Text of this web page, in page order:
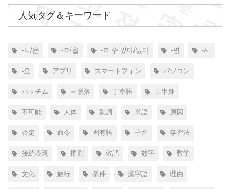
人気タグ＆キーワード
-ㄴ/은 -ㄹ/을 -ㄹ 수 있다/없다 -면 -시
-요 アプリ スマートフォン パソコン
パッチム ㄹ脱落 丁寧語 上半身
不可能 人体 動詞 単語 原因
否定 命令 固有語 子音 学習法
接続表現 推測 敬語 数字 数学
文化 旅行 条件 漢字語 理由